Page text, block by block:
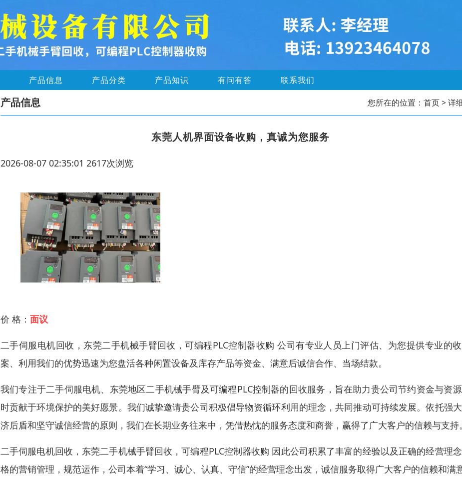
产品信息 产品分类 产品知识 有问有答 联系我们
产品信息 您所在的位置： 首页> 详
东莞人机界面设备收购，真诚为您服务
2026-08-07 02:35:01 2617次浏览
价 格： 面议
二手伺服电机回收，东莞二手机械手臂回收，可编程PLC控制器收购 公司有专业人员上门评估、为您提供专业的
案、利用我们的优势迅速为您盘活各种闲置设备及库存产品等资金、满意后诚信合作、当场结款。
我们专注于二手伺服电机、东莞地区二手机械手臂及可编程PLC控制器的回收服务，旨在助力贵公司节约资金与资
时贡献于环境保护的美好愿景。我们诚挚邀请贵公司积极倡导物资循环利用的理念，共同推动可持续发展。依托强
济后盾和坚守诚信经营的原则，我们在长期业务往来中，凭借热忱的服务态度和商誉，赢得了广大客户的信赖与支持
二手伺服电机回收，东莞二手机械手臂回收，可编程PLC控制器收购 因此公司积累了丰富的经验以及正确的经营理
格的营销管理，规范运作，公司本着“学习、诚心、认真、守信”的经营理念出发，诚信服务取得广大客户的信赖和满